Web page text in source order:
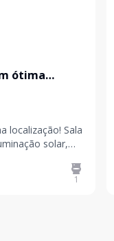
ótima
localização! Sala
solar,
1